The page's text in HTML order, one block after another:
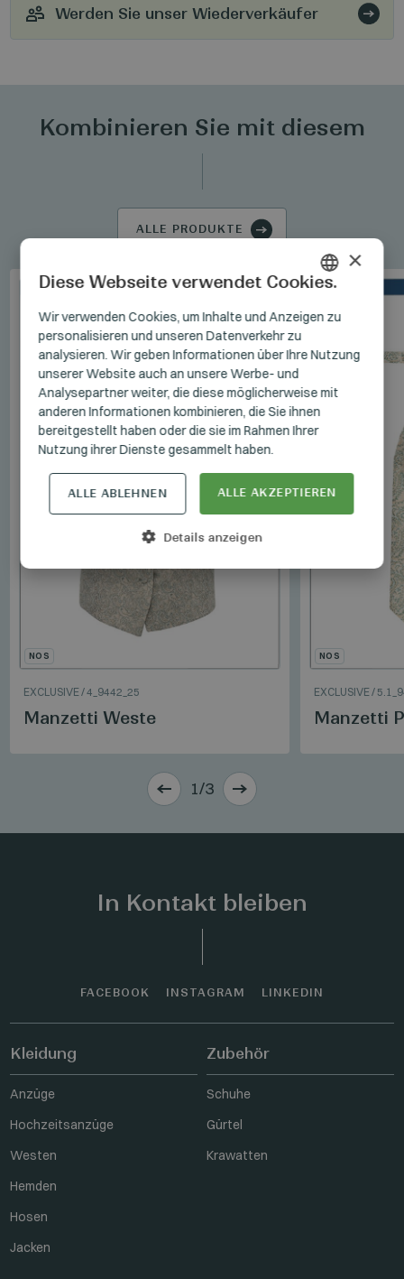
Werden Sie unser Wiederverkäufer
Kombinieren Sie mit diesem
ALLE PRODUKTE
NOS
EXCLUSIVE/4_9442_25
Manzetti Weste
NOS
EXCLUSIVE/
Manzetti
1/3
In Kontakt bleiben
FACEBOOK INSTAGRAM LINKEDIN
Kleidung
Anzüge
Hochzeitsanzüge
Westen
Hemden
Hosen
Jacken
Zubehör
Schuhe
Gürtel
Krawatten
HUNGARIAN
GERMAN
ENGLISH
×
Diese Webseite verwendet Cookies.
Wir verwenden Cookies, um Inhalte und Anzeigen zu
personalisieren und unseren Datenverkehr zu
analysieren. Wir geben Informationen über Ihre Nutzung
unserer Website auch an unsere Werbe- und
Analysepartner weiter, die diese möglicherweise mit
anderen Informationen kombinieren, die Sie ihnen
bereitgestellt haben oder die sie im Rahmen Ihrer
Nutzung ihrer Dienste gesammelt haben.
ALLE AKZEPTIEREN
ALLE ABLEHNEN
Details anzeigen